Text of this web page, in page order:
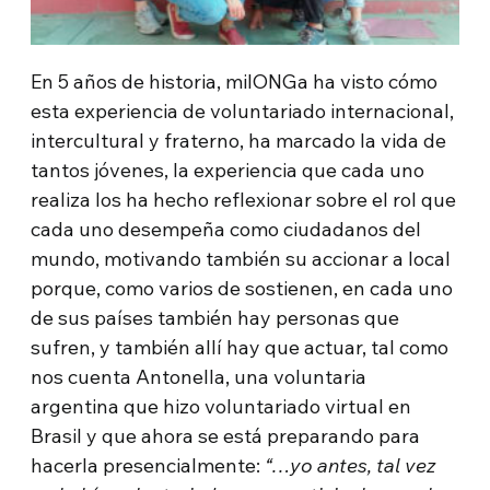
En 5 años de historia, milONGa ha visto cómo
esta experiencia de voluntariado internacional,
intercultural y fraterno, ha marcado la vida de
tantos jóvenes, la experiencia que cada uno
realiza los ha hecho reflexionar sobre el rol que
cada uno desempeña como ciudadanos del
mundo, motivando también su accionar a local
porque, como varios de sostienen, en cada uno
de sus países también hay personas que
sufren, y también allí hay que actuar, tal como
nos cuenta Antonella, una voluntaria
argentina que hizo voluntariado virtual en
Brasil y que ahora se está preparando para
hacerla presencialmente: “…yo antes, tal vez